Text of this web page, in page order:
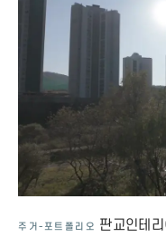
주거-포트폴리오 판교인테